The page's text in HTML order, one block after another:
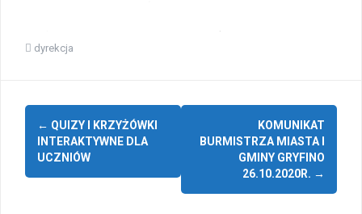
dyrekcja
Zobacz
wpisy
← QUIZY I KRZYŻÓWKI
INTERAKTYWNE DLA
UCZNIÓW
KOMUNIKAT
BURMISTRZA MIASTA I
GMINY GRYFINO
26.10.2020R. →